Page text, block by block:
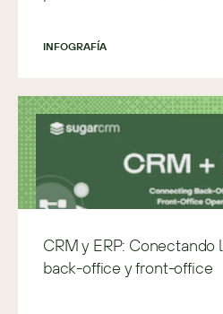
INFOGRAFÍA
CRM y ERP: Conectando
back-office y front-office